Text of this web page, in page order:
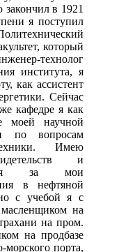
в 1921
я поступил
который
технолог
института, я
как ассистент
Сейчас
кафедре я как
моей научной
по вопросам
Имею
и
за мои
в нефтяной
с учебой я с
масленщиком на
на пром.
на продбазе
морского порта,